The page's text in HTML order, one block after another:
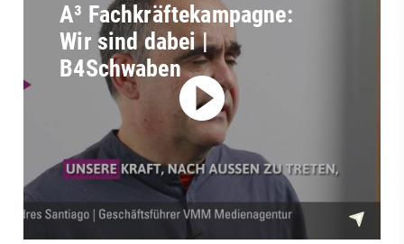
A³ Fachkräftekampagne:
Wir sind dabei |
B4Schwaben